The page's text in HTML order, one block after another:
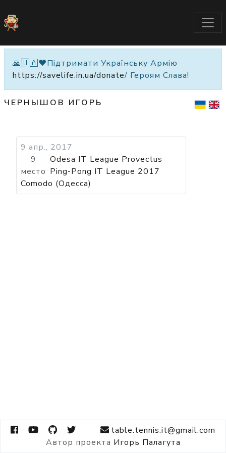
🙏🇺🇦❤️Підтримати Українську Армію
https://savelife.in.ua/donate/ Героям Слава!
ЧЕРНЫШОВ ИГОРЬ
9 апр., 2017
9
место
Odesa IT League Provectus
Ping-Pong IT League 2017
Comodo (Одесса)
table.tennis.it@gmail.com
Автор проекта Игорь Палагута